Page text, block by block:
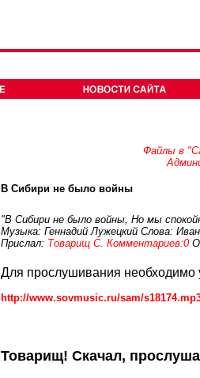
Файлы в
В Сибири не было войны
"В Сибири не было войны, Но мы
Музыка: Геннадий Лужецкий Слова:
Прислал: Товарищ С. Комментариев:0
Для прослушивания необходимо
http://www.sovmusic.ru/sam/
Товарищ! Скачал,